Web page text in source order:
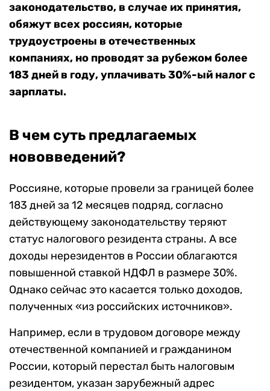
законодательство, в случае их принятия,
обяжут всех россиян, которые
трудоустроены в отечественных
компаниях, но проводят за рубежом более
183 дней в году, уплачивать 30%-ый налог с
зарплаты.
В чем суть предлагаемых
нововведений?
Россияне, которые провели за границей более
183 дней за 12 месяцев подряд, согласно
действующему законодательству теряют
статус налогового резидента страны. А все
доходы нерезидентов в России облагаются
повышенной ставкой НДФЛ в размере 30%.
Однако сейчас это касается только доходов,
полученных «из российских источников».
Например, если в трудовом договоре между
отечественной компанией и гражданином
России, который перестал быть налоговым
резидентом, указан зарубежный адрес